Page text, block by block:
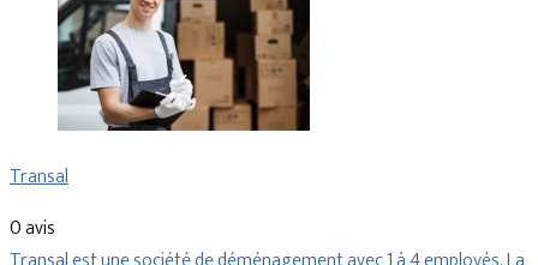
Transal
0 avis